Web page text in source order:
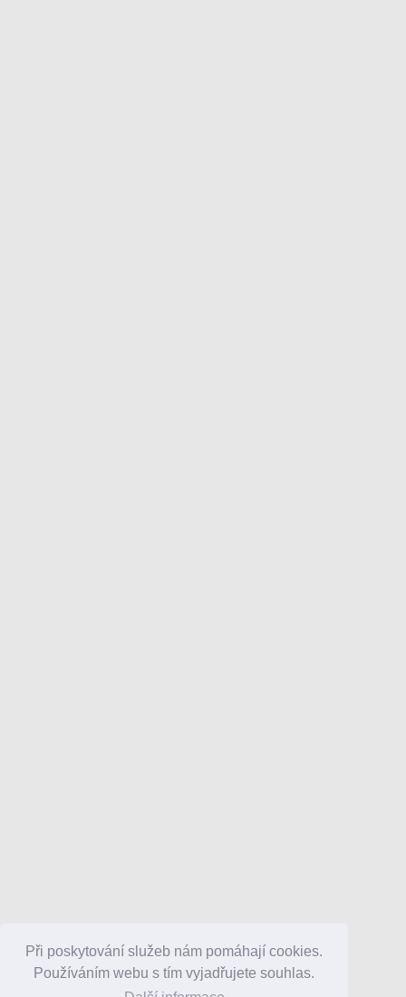
Při poskytování služeb nám pomáhají cookies.
Používáním webu s tím vyjadřujete souhlas.